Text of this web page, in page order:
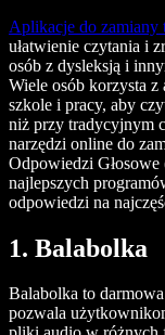
Aplikacje do zamiany
ułatwienie czytania i
osób z dysleksją i
Wiele osób korzysta
szkole i pracy, aby
niż przy tradycyjnym
narzędzi online do
Odpowiedzi
najlepszych
odpowiedzi na
1. Balabolka
Balabolka to
pozwala